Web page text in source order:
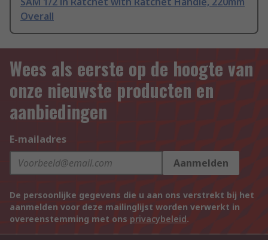
Overall
Wees als eerste op de hoogte van
onze nieuwste producten en
aanbiedingen
E-mailadres
Aanmelden
De persoonlijke gegevens die u aan ons verstrekt bij het
aanmelden voor deze mailinglijst worden verwerkt in
overeenstemming met ons privacybeleid.